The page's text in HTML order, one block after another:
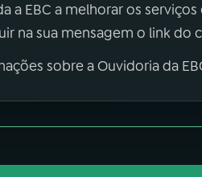
a EBC a melhorar os
na sua mensagem o link do
sobre a Ouvidoria da